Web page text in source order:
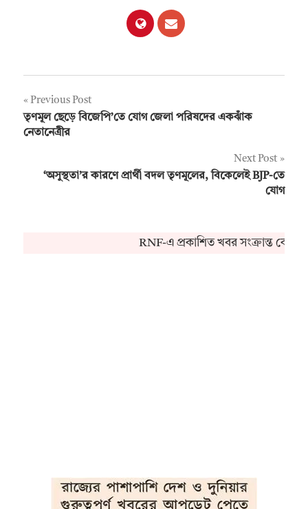
Post
navigation
Previous Post
তৃণমূল ছেড়ে বিজেপি’তে যোগ জেলা পরিষদের একঝাঁক
নেতানেত্রীর
Next Post
‘অসুস্থতা’র কারণে প্রার্থী বদল তৃণমূলের, বিকেলেই BJP-তে
যোগ
RNF-এ প্রকাশিত খবর সংক্রান্ত